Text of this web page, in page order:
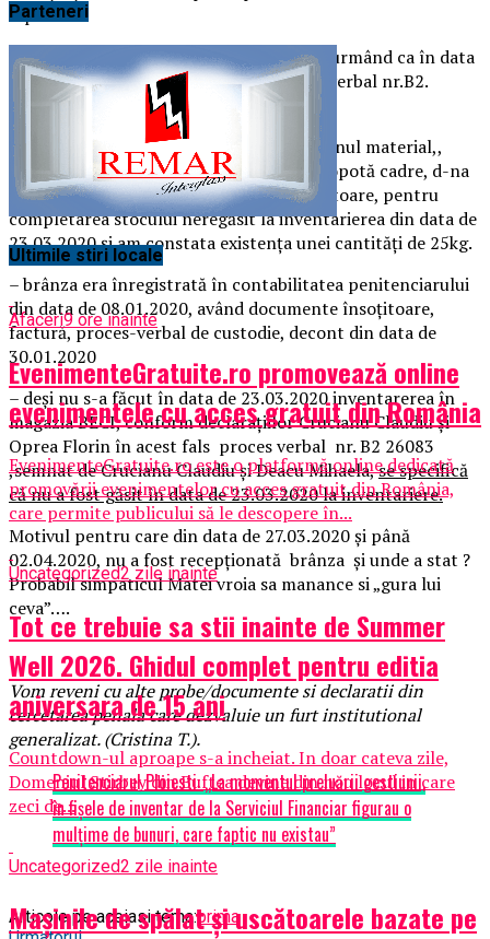
Ciprian.
Nu se recepționează în acea zi produsul, urmând ca în data
de 02.04.2020 să se întocmească Proces verbal nr.B2.
26083/02.04.2020.
,, Am inventariat faptic prin cântărire bunul material,,
Telemea de vacă adus de responsabilul popotă cadre, d-na
asp Călin Cristina, fără documente însoțitoare, pentru
completarea stocului neregăsit la inventarierea din data de
23.03.2020 și am constata existența unei cantități de 25kg.
– brânza era înregistrată în contabilitatea penitenciarului
din data de 08.01.2020, având documente însoțitoare,
factură, proces-verbal de custodie, decont din data de
30.01.2020
– deși nu s-a făcut în data de 23.03.2020 inventarerea în
magazia BECI, conform declarațiilor Crucianu Claudiu și
Oprea Florin în acest fals proces verbal nr. B2 26083
,semnat de Crucianu Claudiu și Deacu Mihaela,se specifică
că nu a fost găsit în data de 23.03.2020 la inventariere.
Motivul pentru care din data de 27.03.2020 și până
02.04.2020, nu a fost recepționată brânza și unde a stat ?
Probabil simpaticul Matei vroia sa manance si „gura lui
ceva”….
Vom reveni cu alte probe/documente si declaratii din
cercetarea penala care dezvaluie un furt institutional
generalizat. (Cristina T.).
Penitenciarul Ploiesti: „La momentul preluării gestiunii,
în fișele de inventar de la Serviciul Financiar figurau o
mulțime de bunuri, care faptic nu existau”
Articole pe aceiasi tema:prima
Parteneri
Ultimile stiri locale
Afaceri9 ore inainte
EvenimenteGratuite.ro promovează online
evenimentele cu acces gratuit din România
EvenimenteGratuite.ro este o platformă online dedicată
promovării evenimentelor cu acces gratuit din România,
care permite publicului să le descopere în...
Uncategorized2 zile inainte
Tot ce trebuie sa stii inainte de Summer
Well 2026. Ghidul complet pentru editia
aniversara de 15 ani
Countdown-ul aproape s-a incheiat. In doar cateva zile,
Domeniul Stirbey din Buftea devine din nou locul in care
zeci de...
Uncategorized2 zile inainte
Mașinile de spălat și uscătoarele bazate pe